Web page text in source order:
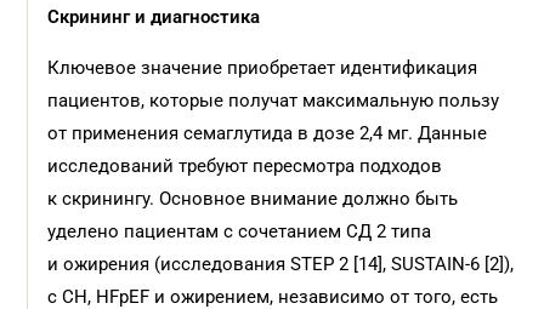
Скрининг и диагностика
Ключевое значение приобретает идентификация
пациентов, которые получат максимальную пользу
от применения семаглутида в дозе 2,4 мг. Данные
исследований требуют пересмотра подходов
к скринингу. Основное внимание должно быть
уделено пациентам с сочетанием СД 2 типа
и ожирения (исследования STEP 2 [14], SUSTAIN-6 [2]),
с СН, HFpEF и ожирением, независимо от того, есть